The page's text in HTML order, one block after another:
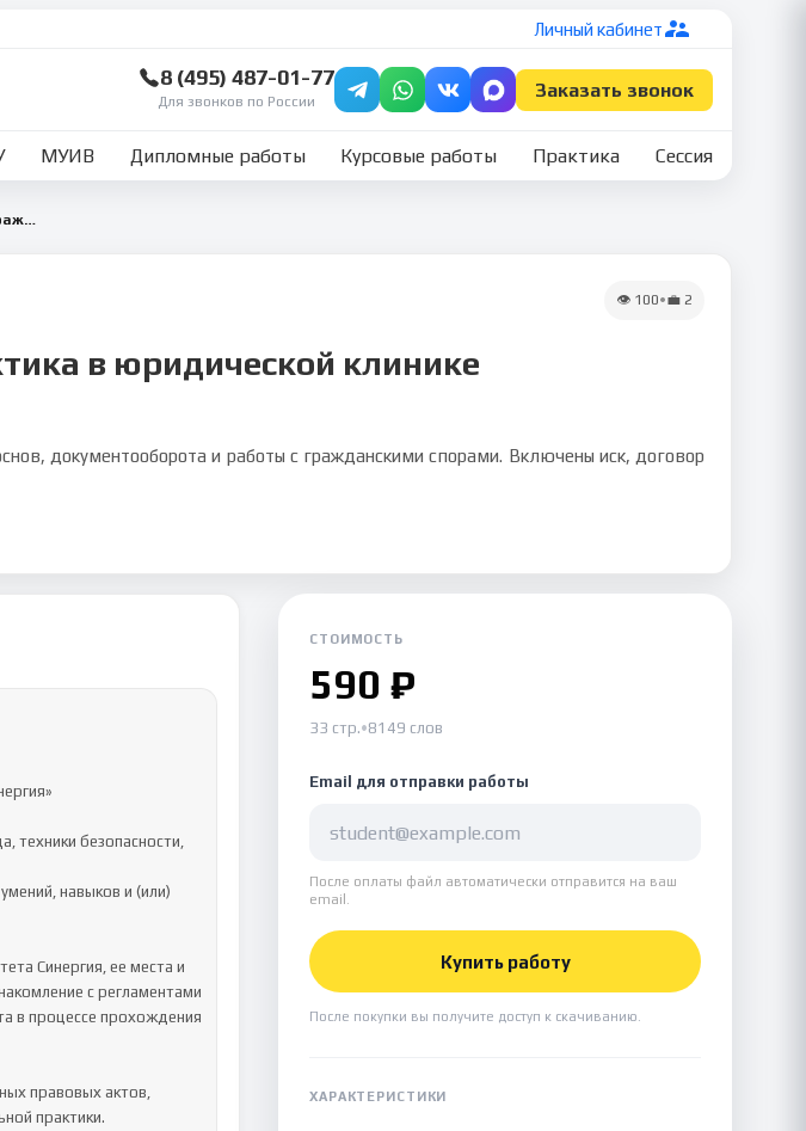
Личный кабинет
8 (495) 487-01-77
Для звонков по России
Заказать звонок
МУИВ Дипломные работы Курсовые работы Практика Сессия
Отчет по учебной практике в юридической клинике по гражданскому праву
👁 100•💼 2
в юридической клинике
документооборота и работы с гражданскими спорами. Включены иск, договор
Синергия, ее места и
с регламентами
в процессе прохождения
правовых актов,
практики.
СТОИМОСТЬ
590 ₽
33 стр.•8149 слов
Email для отправки работы
После оплаты файл автоматически отправится на ваш
email.
Купить работу
После покупки вы получите доступ к скачиванию.
ХАРАКТЕРИСТИКИ